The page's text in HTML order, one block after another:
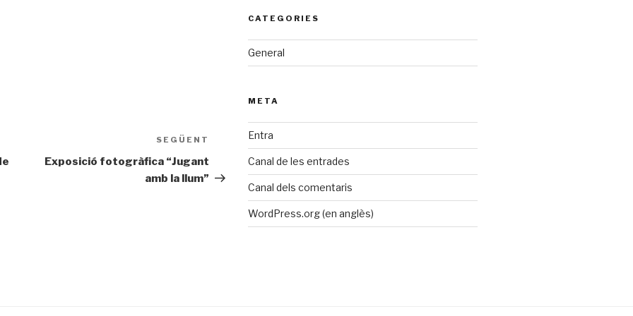
Entrada
següent
SEGÜENT
Exposició fotogràfica “Jugant
amb la llum”
CATEGORIES
General
META
Entra
Canal de les entrades
Canal dels comentaris
WordPress.org (en anglès)